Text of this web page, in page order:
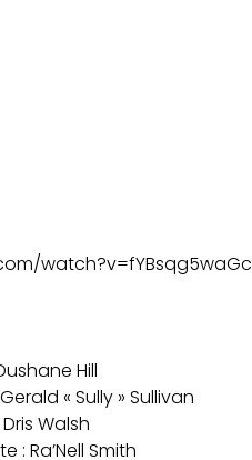
watch?v=fYBsqg5waGc
Hill
« Sully » Sullivan
Walsh
: Ra’Nell Smith